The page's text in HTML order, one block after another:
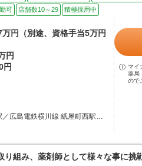
可 店舗数10～29 積極採用中
万円（別途、資格手当5万円
円
円
／広島電鉄横川線 紙屋町西駅…
マイ
薬局
ので
り組み、薬剤師として様々な事に挑